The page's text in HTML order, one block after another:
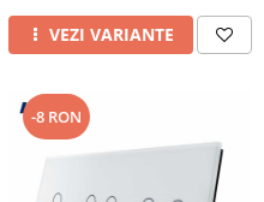
VEZI VARIANTE
-8 RON